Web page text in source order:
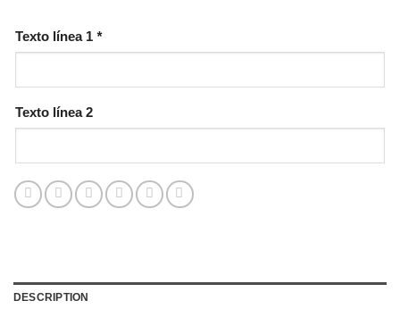
Texto línea 1 *
Texto línea 2
DESCRIPTION